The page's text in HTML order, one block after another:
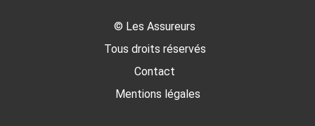
© Les Assureurs
Tous droits réservés
Contact
Mentions légales